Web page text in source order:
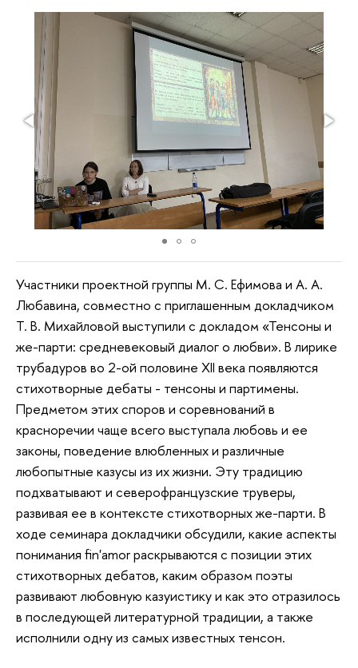
Участники проектной группы М. С. Ефимова и А. А.
Любавина, совместно с приглашенным докладчиком
Т. В. Михайловой выступили с докладом «Тенсоны и
же-парти: средневековый диалог о любви». В лирике
трубадуров во 2-ой половине XII века появляются
стихотворные дебаты - тенсоны и партимены.
Предметом этих споров и соревнований в
красноречии чаще всего выступала любовь и ее
законы, поведение влюбленных и различные
любопытные казусы из их жизни. Эту традицию
подхватывают и северофранцузские труверы,
развивая ее в контексте стихотворных же-парти. В
ходе семинара докладчики обсудили, какие аспекты
понимания fin'amor раскрываются с позиции этих
стихотворных дебатов, каким образом поэты
развивают любовную казуистику и как это отразилось
в последующей литературной традиции, а также
исполнили одну из самых известных тенсон.